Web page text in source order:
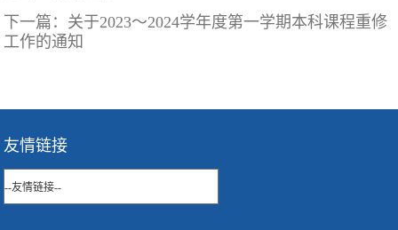
下一篇： 关于2023～2024学年度第一学期本科课程重修
工作的通知
友情链接